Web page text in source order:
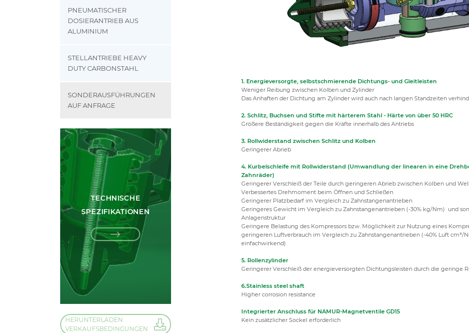
PNEUMATISCHER
DOSIERANTRIEB AUS
ALUMINIUM
STELLANTRIEBE HEAVY
DUTY CARBONSTAHL
SONDERAUSFÜHRUNGEN
AUF ANFRAGE
TECHNISCHE
SPEZIFIKATIONEN
HERUNTERLADEN
VERKAUFSBEDINGUNGEN
1. Energieversorgte, selbstschmierende Dichtungs- und Gleitleisten
Weniger Reibung zwischen Kolben und Zylinder
Das Anhaften der Dichtung am Zylinder wird auch nach langen Standzeiten
2. Schlitz, Buchsen und Stifte mit härterem Stahl - Härte von über 50 HRC
Größere Beständigkeit gegen die Kräfte innerhalb des Antriebs
3. Rollwiderstand zwischen Schlitz und Kolben
Geringerer Abrieb
4. Kurbelschleife mit Rollwiderstand (Umwandlung der linearen in eine
Zahnräder)
Geringerer Verschleiß der Teile durch geringeren Abrieb zwischen Kolben und
Verbessertes Drehmoment beim Öffnen und Schließen
Geringerer Platzbedarf im Vergleich zu Zahnstangenantrieben
Geringeres Gewicht im Vergleich zu Zahnstangenantrieben (-30% kg/Nm) und
Anlagenstruktur
Geringere Belastung des Kompressors bzw. Möglichkeit zur Nutzung eines
geringeren Luftverbrauch im Vergleich zu Zahnstangenantrieben (-40% Luft cm³/
einfachwirkend)
5. Rollenzylinder
Geringerer Verschleiß der energieversorgten Dichtungsleisten durch die geringe
6.Stainless steel shaft
Higher corrosion resistance
Integrierter Anschluss für NAMUR-Magnetventile GD15
Kein zusätzlicher Sockel erforderlich